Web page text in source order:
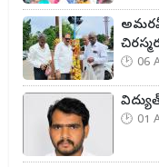
06
01